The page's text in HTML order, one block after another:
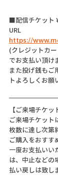
■配信チケット
URL
https://
(クレジットカ
でお支払い頂け
また投げ銭もご
トよろしくお願
【ご来場チケッ
ご来場チケット
枚数に達し次第
ご購入をおすす
一度お支払いい
は、中止などの
払い戻しは致し